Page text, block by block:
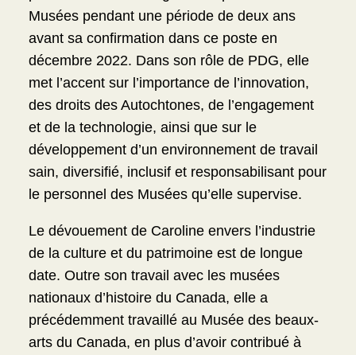
Musées pendant une période de deux ans
avant sa confirmation dans ce poste en
décembre 2022. Dans son rôle de PDG, elle
met l’accent sur l’importance de l’innovation,
des droits des Autochtones, de l’engagement
et de la technologie, ainsi que sur le
développement d’un environnement de travail
sain, diversifié, inclusif et responsabilisant pour
le personnel des Musées qu’elle supervise.
Le dévouement de Caroline envers l’industrie
de la culture et du patrimoine est de longue
date. Outre son travail avec les musées
nationaux d’histoire du Canada, elle a
précédemment travaillé au Musée des beaux-
arts du Canada, en plus d’avoir contribué à